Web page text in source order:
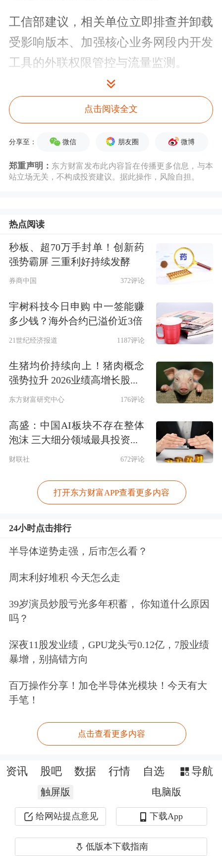
工信部建议，相关单位立即排查并卸载
受影响版本、加强核心业务网段内开发
工具的外联权限管控与流量监测。
就在官方提示风险前不久，据媒体报
道，
阿里巴巴已将Claude Code列入高
政策端同样密集发力。7月3日，央行等
办法（征求意见稿）》并公开征求意
见。其中明确对金融业关键信息基础设
施实行重点保护，从网络安全等级保
护、商用密码使用、供应链安全等方面
提出合规要求。
《网络安全标识管理办法》已于7月1日
则开展网络安全能力检测并取得检测报
告后方可标注标识；7月15日，《人工
正式施行，要求服务提供者落实安全主
体责任、加强算法审核与
数据安全管
AI技术发展或放大网络安全刚需
“长期看，AI不会完全替代网络安全厂
商，反而会放大整体安全防护刚需，具
备AI安全全栈能力的龙头企业技术护城
河持续拓宽。”浙商证券认为，海外头
部AI企业加速布局面向网络安全场景的
专用工具模型，同时AI赋能的自动化网
络攻击手段迭代提速，倒逼政企机构持
续加大安全采购预算，国内具备AI安全
受益于AI安全增量与信创国产替代双重
点击阅读全文
分享至： 微信 朋友圈 微博
郑重声明： 东方财富发布此内容旨在传播更多信息，与本
站立场无关，不构成投资建议。据此操作，风险自担。
热点阅读
秒板、超70万手封单！创新药
强势霸屏 三重利好持续发酵
券商中国 372评论
宇树科技今日申购 中一签能赚
多少钱？海外合约已溢价近3倍
21世纪经济报道 1187评论
生猪均价持续向上！猪肉概念
强势拉升 2026业绩高增长股...
东方财富研究中心 176评论
高盛：中国AI板块不存在整体
泡沫 三大细分领域最具投资...
财联社 672评论
打开东方财富APP查看更多内容
24小时点击排行
半导体逆势走强，后市怎么看？
周末利好堆积 今天怎么走
39岁演员炒股亏光多年积蓄， 你知道什么原因
吗？
深夜11股发业绩，GPU龙头亏0.12亿，7股业绩
暴增，别搞错方向
百万操作分享！加仓半导体光模块！今天有大
手笔！
点击查看更多内容
资讯 股吧 数据 行情 自选 导航
触屏版 电脑版
给网站提点意见 下载App
低版本下载指南